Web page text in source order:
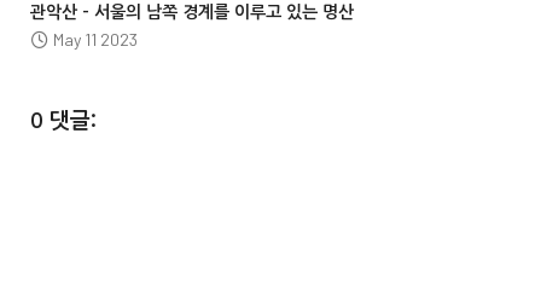
 

관악산 – 서울의 남쪽 경계를 이루고 있는 명산
May 11 2023
0 댓글: